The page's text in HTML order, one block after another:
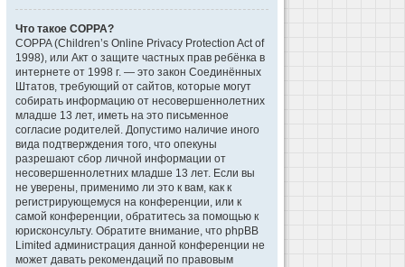
Что такое COPPA?
COPPA (Children’s Online Privacy Protection Act of
1998), или Акт о защите частных прав ребёнка в
интернете от 1998 г. — это закон Соединённых
Штатов, требующий от сайтов, которые могут
собирать информацию от несовершеннолетних
младше 13 лет, иметь на это письменное
согласие родителей. Допустимо наличие иного
вида подтверждения того, что опекуны
разрешают сбор личной информации от
несовершеннолетних младше 13 лет. Если вы
не уверены, применимо ли это к вам, как к
регистрирующемуся на конференции, или к
самой конференции, обратитесь за помощью к
юрисконсульту. Обратите внимание, что phpBB
Limited администрация данной конференции не
может давать рекомендаций по правовым